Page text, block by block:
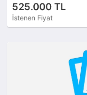
525.000 TL
İstenen Fiyat